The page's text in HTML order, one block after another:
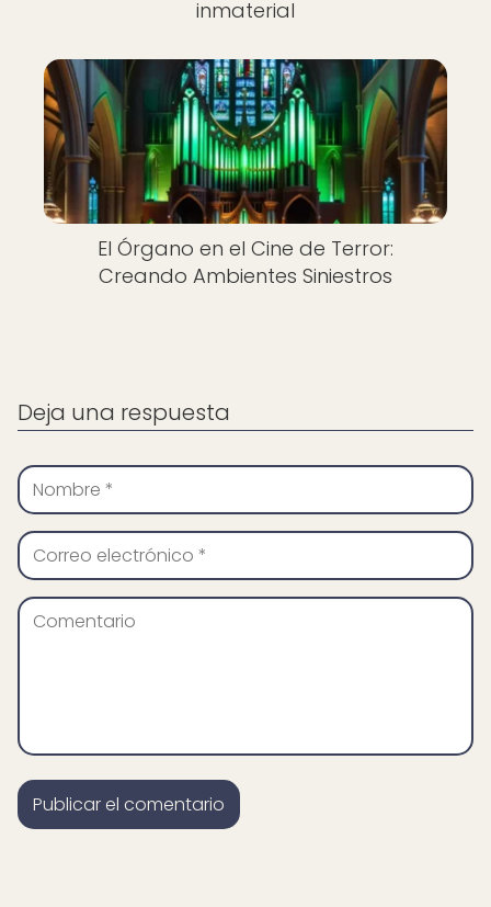
inmaterial
El Órgano en el Cine de Terror:
Creando Ambientes Siniestros
Deja una respuesta